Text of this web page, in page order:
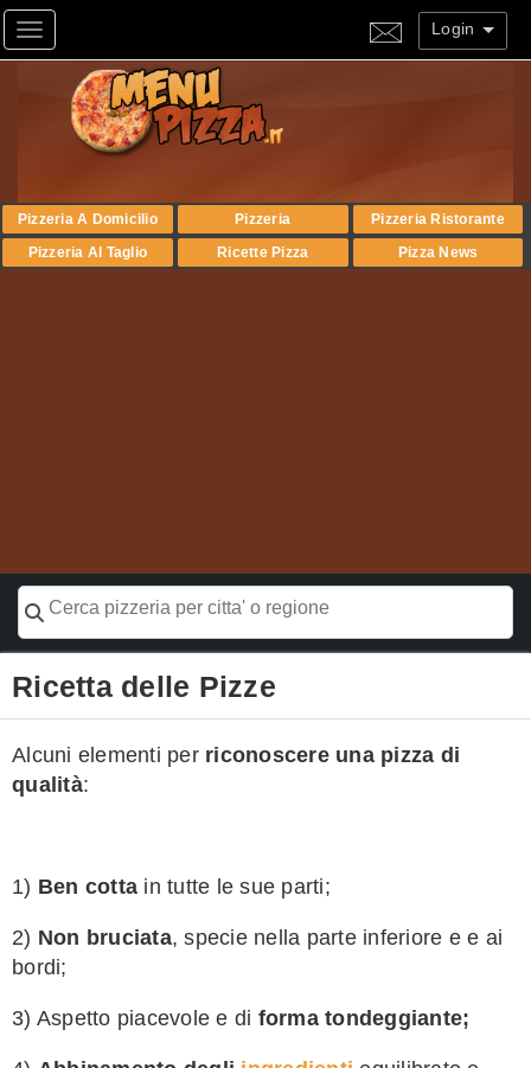
Toggle navigation Login
Pizzeria A Domicilio Pizzeria
Pizzeria Ristorante
Pizzeria Al Taglio
Ricette Pizza Pizza News
Ricetta delle Pizze
Alcuni elementi per riconoscere una pizza di
qualità:
1) Ben cotta in tutte le sue parti;
2) Non bruciata, specie nella parte inferiore e e ai
bordi;
3) Aspetto piacevole e di forma tondeggiante;